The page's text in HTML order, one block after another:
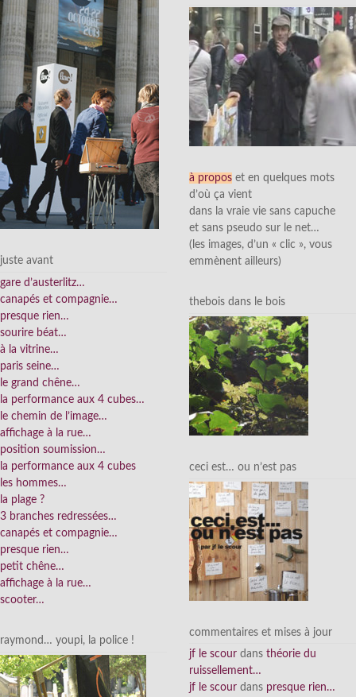
juste avant
gare d’austerlitz…
canapés et compagnie…
presque rien…
sourire béat…
à la vitrine…
paris seine…
le grand chêne…
la performance aux 4 cubes…
le chemin de l’image…
affichage à la rue…
position soumission…
la performance aux 4 cubes
les hommes…
la plage ?
3 branches redressées…
canapés et compagnie…
presque rien…
petit chêne…
affichage à la rue…
scooter…
raymond… youpi, la police !
à propos et en quelques mots
d’où ça vient
dans la vraie vie sans capuche
et sans pseudo sur le net…
(les images, d’un « clic », vous
emmènent ailleurs)
thebois dans le bois
ceci est… ou n’est pas
commentaires et mises à jour
jf le scour dans théorie du
ruissellement…
jf le scour dans presque rien…